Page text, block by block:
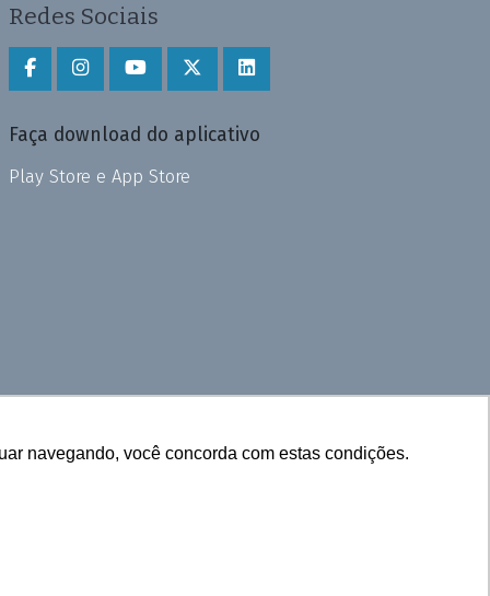
navegando, você concorda com estas condições.
Redes Sociais
Faça download do aplicativo
Play Store e App Store